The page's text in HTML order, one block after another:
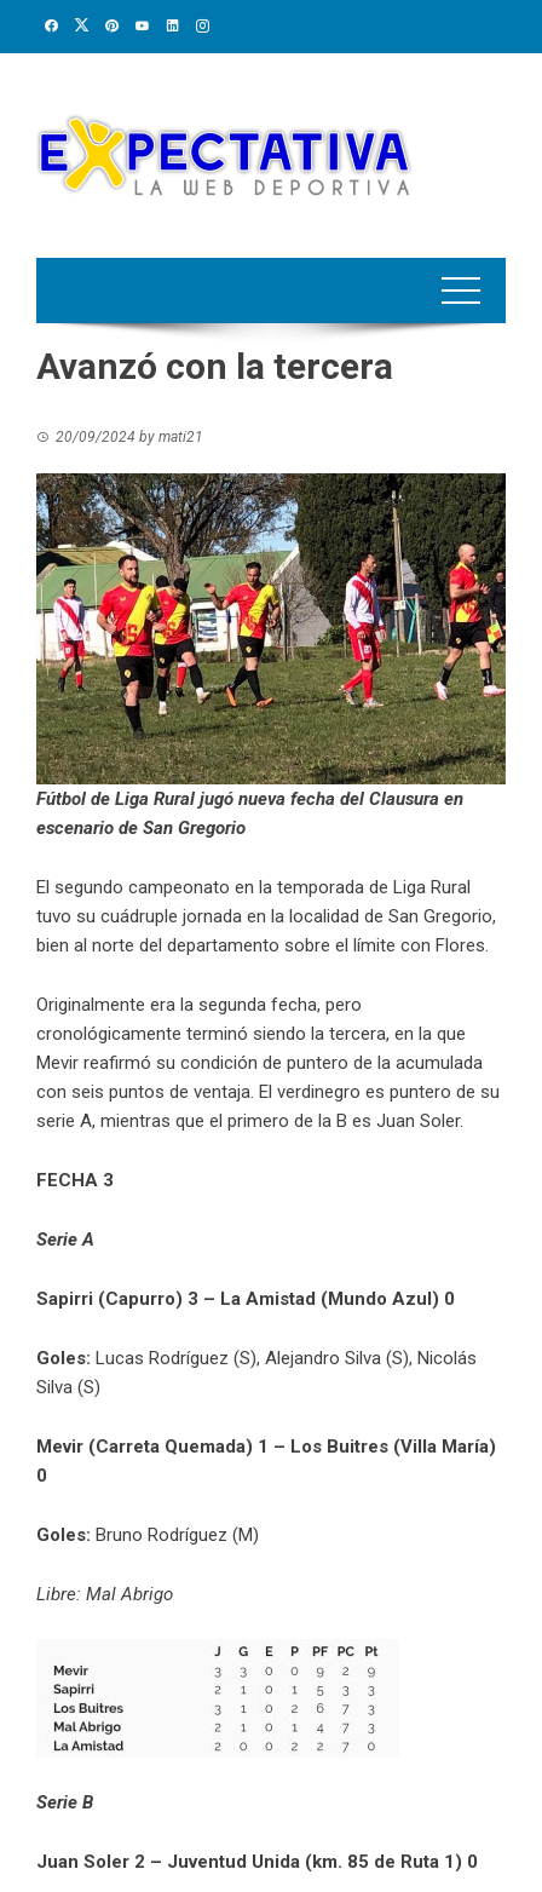
Avanzó con la tercera
20/09/2024 by mati21
Fútbol de Liga Rural jugó nueva fecha del Clausura en
escenario de San Gregorio
El segundo campeonato en la temporada de Liga Rural
tuvo su cuádruple jornada en la localidad de San Gregorio,
bien al norte del departamento sobre el límite con Flores.
Originalmente era la segunda fecha, pero
cronológicamente terminó siendo la tercera, en la que
Mevir reafirmó su condición de puntero de la acumulada
con seis puntos de ventaja. El verdinegro es puntero de su
serie A, mientras que el primero de la B es Juan Soler.
FECHA 3
Serie A
Sapirri (Capurro) 3 – La Amistad (Mundo Azul) 0
Goles: Lucas Rodríguez (S), Alejandro Silva (S), Nicolás
Silva (S)
Mevir (Carreta Quemada) 1 – Los Buitres (Villa María)
0
Goles: Bruno Rodríguez (M)
Libre: Mal Abrigo
Serie B
Juan Soler 2 – Juventud Unida (km. 85 de Ruta 1) 0